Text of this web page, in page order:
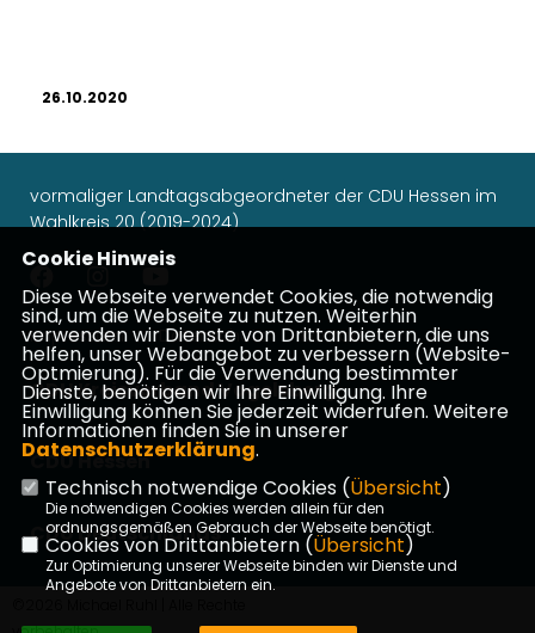
26.10.2020
vormaliger Landtagsabgeordneter der CDU Hessen im
Wahlkreis 20 (2019-2024)
Impressum Datenschutz Kontakt
CDU Kreisverband Vogelsberg
CDU Hessen
CDU Deutschlands
Cookie Hinweis
Diese Webseite verwendet Cookies, die notwendig
sind, um die Webseite zu nutzen. Weiterhin
verwenden wir Dienste von Drittanbietern, die uns
helfen, unser Webangebot zu verbessern (Website-
Optmierung). Für die Verwendung bestimmter
Dienste, benötigen wir Ihre Einwilligung. Ihre
Einwilligung können Sie jederzeit widerrufen. Weitere
Informationen finden Sie in unserer
Datenschutzerklärung.
Technisch notwendige Cookies (Übersicht)
Die notwendigen Cookies werden allein für den
ordnungsgemäßen Gebrauch der Webseite benötigt.
Cookies von Drittanbietern (Übersicht)
Zur Optimierung unserer Webseite binden wir Dienste und
Angebote von Drittanbietern ein.